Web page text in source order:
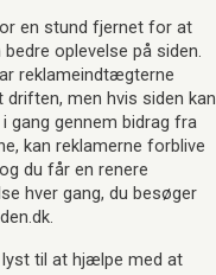
en stund fjernet for at
bedre oplevelse på siden.
reklameindtægterne
men hvis siden kan
i gang gennem bidrag fra
kan reklamerne forblive
du får en renere
hver gang, du besøger
lyst til at hjælpe med at